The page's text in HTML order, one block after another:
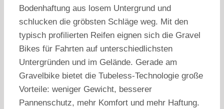
Bodenhaftung aus losem Untergrund und
schlucken die gröbsten Schläge weg. Mit den
typisch profilierten Reifen eignen sich die Gravel
Bikes für Fahrten auf unterschiedlichsten
Untergründen und im Gelände. Gerade am
Gravelbike bietet die Tubeless-Technologie große
Vorteile: weniger Gewicht, besserer
Pannenschutz, mehr Komfort und mehr Haftung.